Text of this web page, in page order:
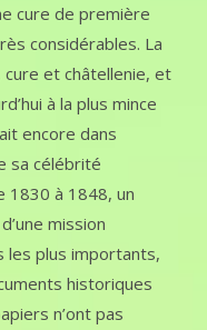
cure de première
considérables. La
et châtellenie, et
à la plus mince
encore dans
sa célébrité
1830 à 1848, un
mission
les plus importants,
historiques
n’ont pas